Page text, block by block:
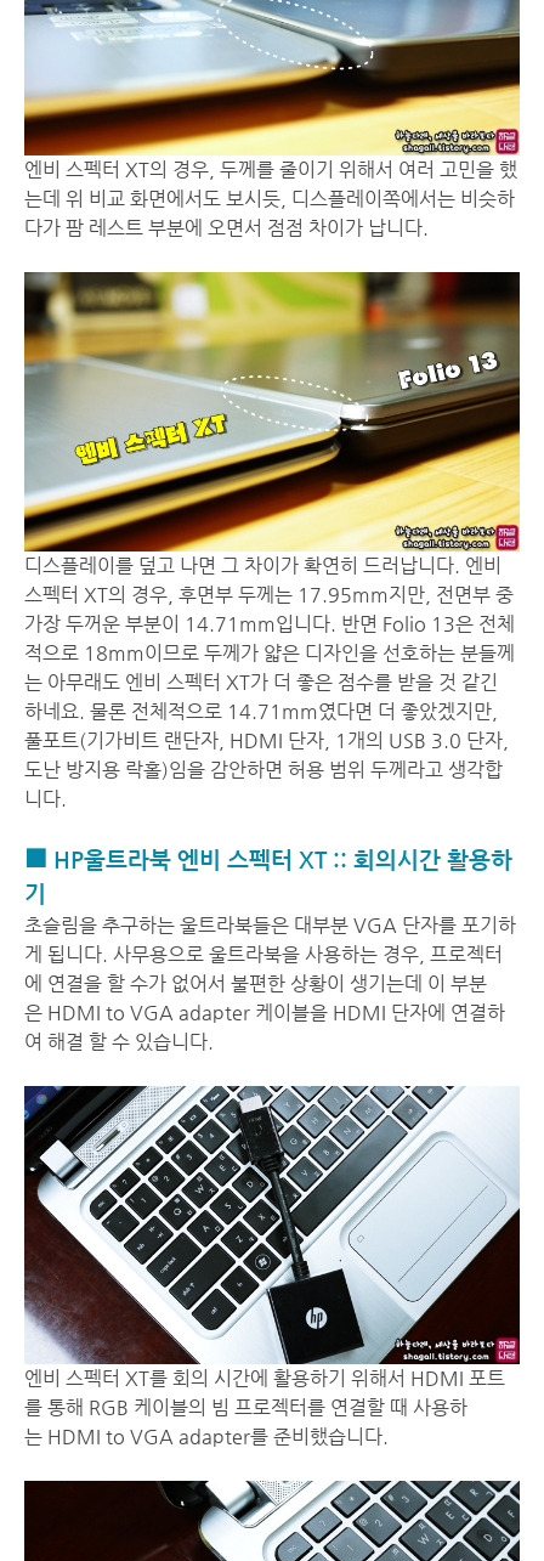
엔비 스펙터 XT의 경우, 두께를 줄이기 위해서 여러 고민을 했
는데 위 비교 화면에서도 보시듯, 디스플레이쪽에서는 비슷하
다가 팜 레스트 부분에 오면서 점점 차이가 납니다.
디스플레이를 덮고 나면 그 차이가 확연히 드러납니다. 엔비
스펙터 XT의 경우, 후면부 두께는 17.95mm지만, 전면부 중
가장 두꺼운 부분이 14.71mm입니다. 반면 Folio 13은 전체
적으로 18mm이므로 두께가 얇은 디자인을 선호하는 분들께
는 아무래도 엔비 스펙터 XT가 더 좋은 점수를 받을 것 같긴
하네요. 물론 전체적으로 14.71mm였다면 더 좋았겠지만,
풀포트(기가비트 랜단자, HDMI 단자, 1개의 USB 3.0 단자,
도난 방지용 락홀)임을 감안하면 허용 범위 두께라고 생각합
니다.
■ HP울트라북 엔비 스펙터 XT :: 회의시간 활용하
기
초슬림을 추구하는 울트라북들은 대부분 VGA 단자를 포기하
게 됩니다. 사무용으로 울트라북을 사용하는 경우, 프로젝터
에 연결을 할 수가 없어서 불편한 상황이 생기는데 이 부분
은 HDMI to VGA adapter 케이블을 HDMI 단자에 연결하
여 해결 할 수 있습니다.
엔비 스펙터 XT를 회의 시간에 활용하기 위해서 HDMI 포트
를 통해 RGB 케이블의 빔 프로젝터를 연결할 때 사용하
는 HDMI to VGA adapter를 준비했습니다.